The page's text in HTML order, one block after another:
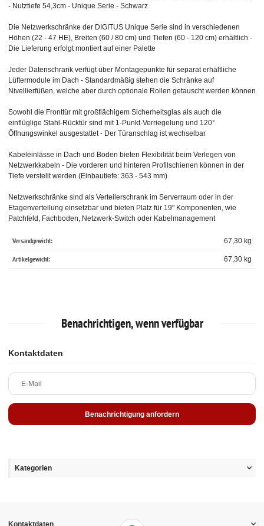
- Nutztiefe 54,3cm - Unique Serie - Schwarz
Die Netzwerkschränke der DIGITUS Unique Serie sind in verschiedenen
Höhen (22 - 47 HE), Breiten (60 / 80 cm) und Tiefen (60 - 120 cm) erhältlich -
Die Lieferung erfolgt montiert auf einer Palette
Jeder Datenschrank verfügt über Montagepunkte für separat erhältliche
Lüftermodule im Dach - Standardmäßig stehen die Schränke auf
Nivellierfüßen, welche aber durch optionale Rollen getauscht werden können
Sowohl die Fronttür mit großflächigem Sicherheitsglas als auch die
einflüglige Stahl-Rücktür sind mit 1-Punkt-Verriegelung und 120°
Öffnungswinkel ausgestattet - Der Türanschlag ist wechselbar
Kabeleinlässe in Dach und Boden bieten Flexibilität beim Verlegen von
Netzwerkkabeln - Die vorderen und hinteren Profilschienen können in der
Tiefe verstellt werden (Einbautiefe: 363 - 543 mm)
Netzwerkschränke sind als Verteilerschrank im Serverraum oder in der
Etagenverteilung einsetzbar und bieten Platz für 19" Komponenten, wie
Patchfeld, Fachboden, Netzwerk-Switch oder Kabelmanagement
Versandgewicht: 67,30 kg
Artikelgewicht: 67,30 kg
Benachrichtigen, wenn verfügbar
Kontaktdaten
E-Mail
Benachrichtigung anfordern
Kategorien
Kontaktdaten